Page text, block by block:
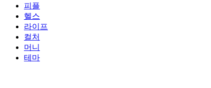
피플
헬스
라이프
컬처
머니
테마